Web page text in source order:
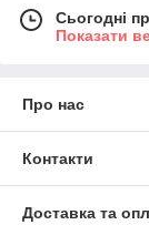
Сьогодні
Показати
Про нас
Контакти
Доставка та